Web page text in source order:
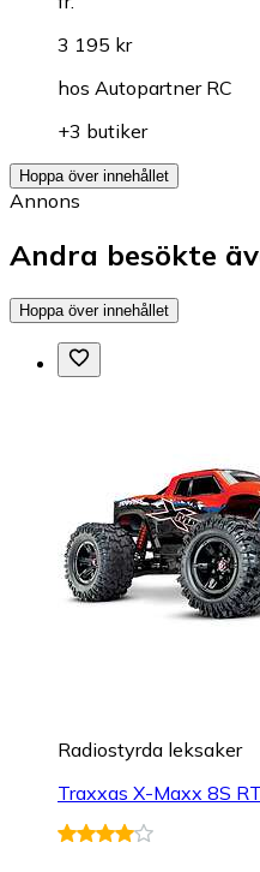
3 195 kr
hos Autopartner RC
+3 butiker
Hoppa över innehållet
Annons
Andra besökte
Hoppa över innehållet
Radiostyrda leksaker
Traxxas X-Maxx 8S